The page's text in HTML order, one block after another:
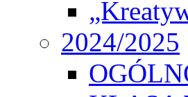
2024/2025